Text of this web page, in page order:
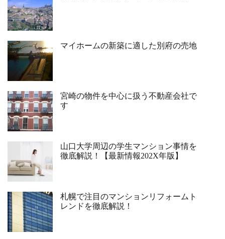
マイホームの新築に適した別府の売地
宮崎の物件を中心に扱う不動産会社で
す
山口大学周辺の学生マンション事情を
徹底解説！【最新情報202X年版】
札幌で注目のマンションリフォームト
レンドを徹底解説！